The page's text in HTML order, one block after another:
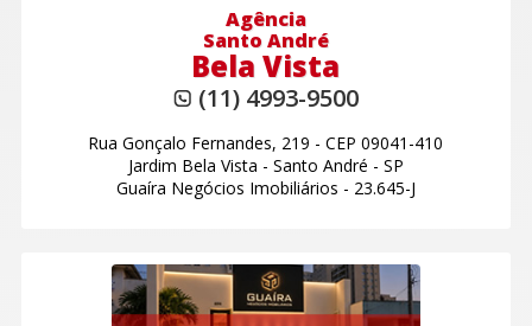
Agência
Santo André
Bela Vista
(11) 4993-9500
Rua Gonçalo Fernandes, 219 -CEP 09041-410
Jardim Bela Vista - Santo André - SP
Guaíra Negócios Imobiliários - 23.645-J